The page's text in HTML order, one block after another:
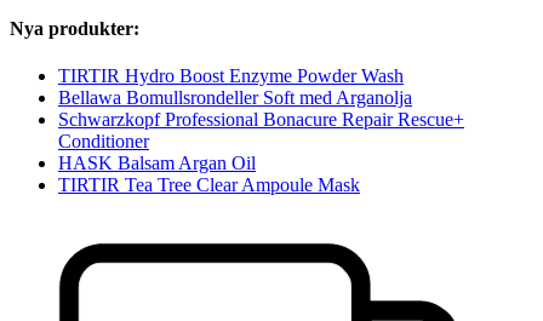
Nya produkter:
TIRTIR Hydro Boost Enzyme Powder Wash
Bellawa Bomullsrondeller Soft med Arganolja
Schwarzkopf Professional Bonacure Repair Rescue+
Conditioner
HASK Balsam Argan Oil
TIRTIR Tea Tree Clear Ampoule Mask